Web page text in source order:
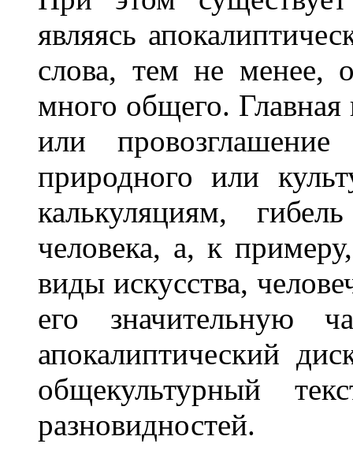
являясь
слова, тем не менее,
много общего.
или
природного или
калькуляциям,
человека, а, к
виды искусства,
его значительную
апокалиптический
общекультурный
разновидностей.